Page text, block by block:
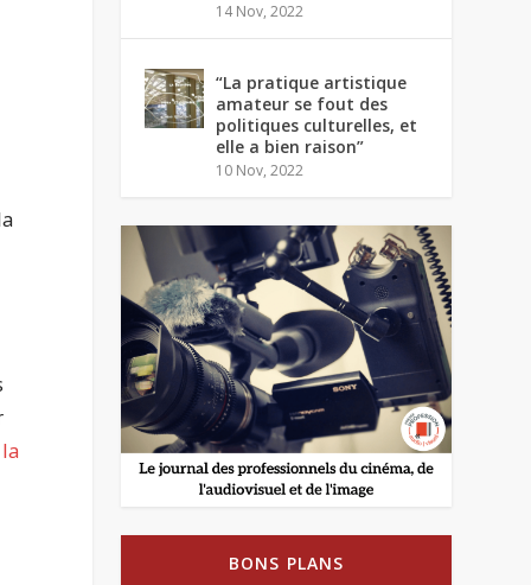
14 Nov, 2022
“La pratique artistique
amateur se fout des
politiques culturelles, et
elle a bien raison”
10 Nov, 2022
BONS PLANS